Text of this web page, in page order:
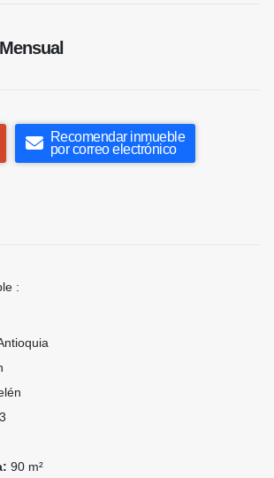
Recomendar inmueble
por correo electrónico
:
90 m²